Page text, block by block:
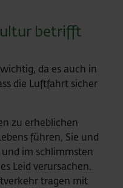
betrifft
da es auch in
die Luftfahrt sicher
zu erheblichen
führen, Sie und
im schlimmsten
Leid verursachen.
tragen mit